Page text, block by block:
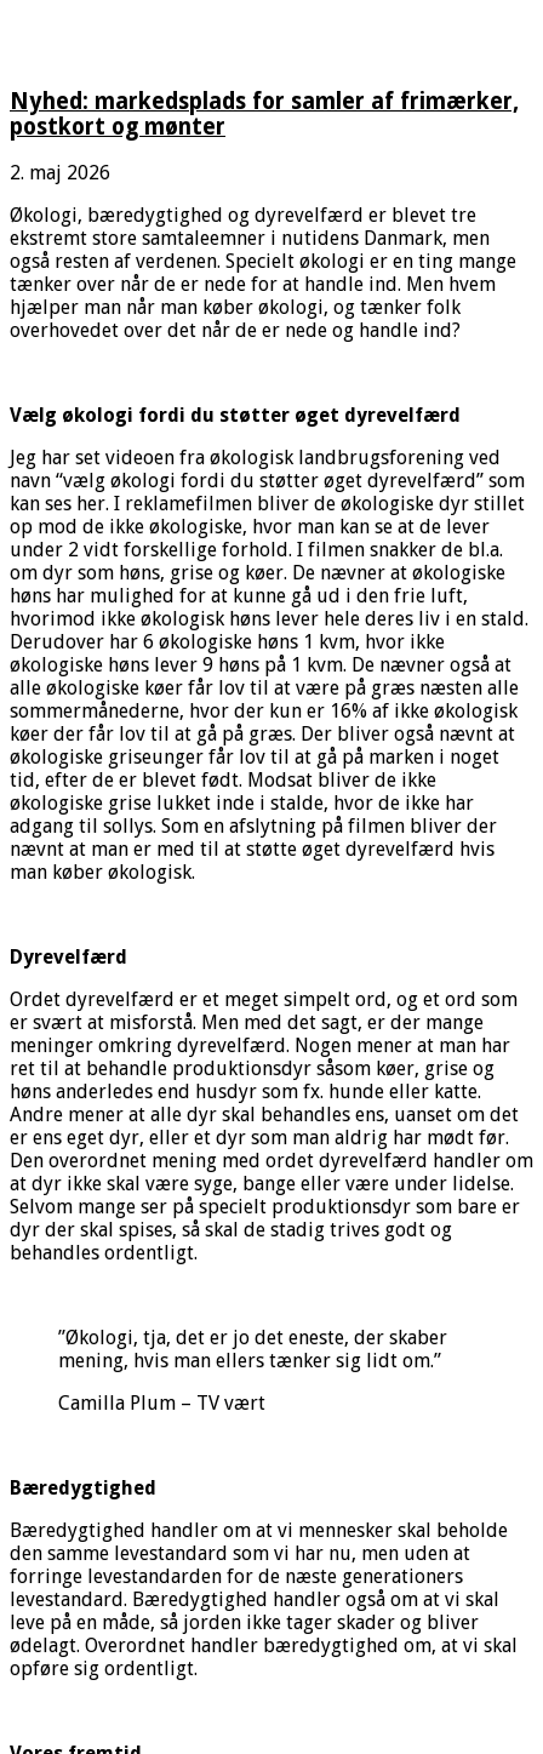
Nyhed: markedsplads for samler af frimærker,
postkort og mønter
2. maj 2026
Økologi, bæredygtighed og dyrevelfærd er blevet tre
ekstremt store samtaleemner i nutidens Danmark, men
også resten af verdenen. Specielt økologi er en ting mange
tænker over når de er nede for at handle ind. Men hvem
hjælper man når man køber økologi, og tænker folk
overhovedet over det når de er nede og handle ind?
Vælg økologi fordi du støtter øget dyrevelfærd
Jeg har set videoen fra økologisk landbrugsforening ved
navn “vælg økologi fordi du støtter øget dyrevelfærd” som
kan ses her. I reklamefilmen bliver de økologiske dyr stillet
op mod de ikke økologiske, hvor man kan se at de lever
under 2 vidt forskellige forhold. I filmen snakker de bl.a.
om dyr som høns, grise og køer. De nævner at økologiske
høns har mulighed for at kunne gå ud i den frie luft,
hvorimod ikke økologisk høns lever hele deres liv i en stald.
Derudover har 6 økologiske høns 1 kvm, hvor ikke
økologiske høns lever 9 høns på 1 kvm. De nævner også at
alle økologiske køer får lov til at være på græs næsten alle
sommermånederne, hvor der kun er 16% af ikke økologisk
køer der får lov til at gå på græs. Der bliver også nævnt at
økologiske griseunger får lov til at gå på marken i noget
tid, efter de er blevet født. Modsat bliver de ikke
økologiske grise lukket inde i stalde, hvor de ikke har
adgang til sollys. Som en afslytning på filmen bliver der
nævnt at man er med til at støtte øget dyrevelfærd hvis
man køber økologisk.
Dyrevelfærd
Ordet dyrevelfærd er et meget simpelt ord, og et ord som
er svært at misforstå. Men med det sagt, er der mange
meninger omkring dyrevelfærd. Nogen mener at man har
ret til at behandle produktionsdyr såsom køer, grise og
høns anderledes end husdyr som fx. hunde eller katte.
Andre mener at alle dyr skal behandles ens, uanset om det
er ens eget dyr, eller et dyr som man aldrig har mødt før.
Den overordnet mening med ordet dyrevelfærd handler om
at dyr ikke skal være syge, bange eller være under lidelse.
Selvom mange ser på specielt produktionsdyr som bare er
dyr der skal spises, så skal de stadig trives godt og
behandles ordentligt.
”Økologi, tja, det er jo det eneste, der skaber
mening, hvis man ellers tænker sig lidt om.”
Camilla Plum – TV vært
Bæredygtighed
Bæredygtighed handler om at vi mennesker skal beholde
den samme levestandard som vi har nu, men uden at
forringe levestandarden for de næste generationers
levestandard. Bæredygtighed handler også om at vi skal
leve på en måde, så jorden ikke tager skader og bliver
ødelagt. Overordnet handler bæredygtighed om, at vi skal
opføre sig ordentligt.